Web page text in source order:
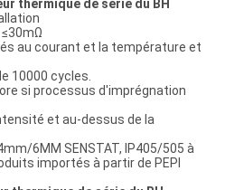
thermique de série du BH
au courant et la température et
10000 cycles.
si processus d'imprégnation
et au-dessus de la
6MM SENSTAT, IP405/505 à
importés à partir de PEPI